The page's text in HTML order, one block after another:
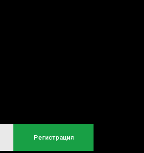
Регистрация